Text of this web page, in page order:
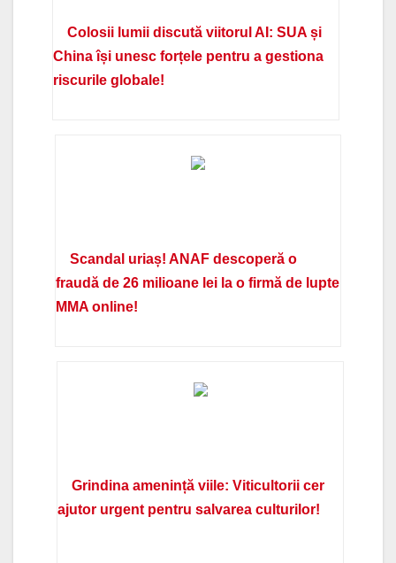
Colosii lumii discută viitorul AI: SUA și
China își unesc forțele pentru a gestiona
riscurile globale!
Scandal uriaș! ANAF descoperă o
fraudă de 26 milioane lei la o firmă de lupte
MMA online!
Grindina amenință viile: Viticultorii cer
ajutor urgent pentru salvarea culturilor!